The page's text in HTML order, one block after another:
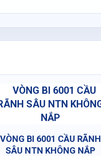
VÒNG BI 6001 CẦU RÃNH
SÂU NTN KHÔNG NẮP